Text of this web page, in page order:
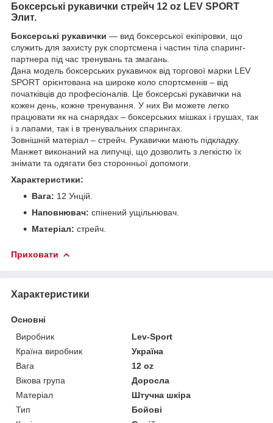
Боксерські рукавички стрейч 12 oz LEV SPORT
Элит.
Боксерські рукавички — вид боксерської екіпіровки, що
служить для захисту рук спортсмена і частин тіла спаринг-
партнера під час тренувань та змагань.
Дана модель боксерських рукавичок від торгової марки LEV
SPORT орієнтована на широке коло спортсменів – від
початківців до професіоналів. Це боксерські рукавички на
кожен день, кожне тренування. У них Ви можете легко
працювати як на снарядах – боксерських мішках і грушах, так
і з лапами, так і в тренувальних спарингах.
Зовнішній матеріал – стрейч. Рукавички мають підкладку.
Манжет виконаний на липучці, що дозволить з легкістю їх
знімати та одягати без сторонньої допомоги.
Характеристики:
Вага: 12 Унцій.
Наповнювач: спінений ущільнювач.
Матеріал: стрейч.
Приховати
Характеристики
Основні
Виробник
Lev-Sport
Країна виробник
Україна
Вага
12 oz
Вікова група
Доросла
Матеріал
Штучна шкіра
Тип
Бойові